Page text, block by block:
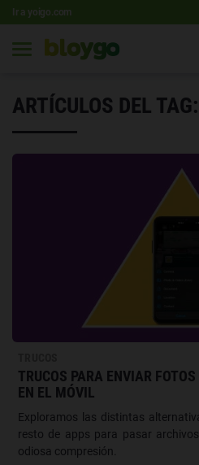
Ir a yoigo.com
ARTÍCULOS DEL
TRUCOS PARA ENVIAR
EN EL MÓVIL
Exploramos las distintas
resto de apps para pasar
odiosa compresión.